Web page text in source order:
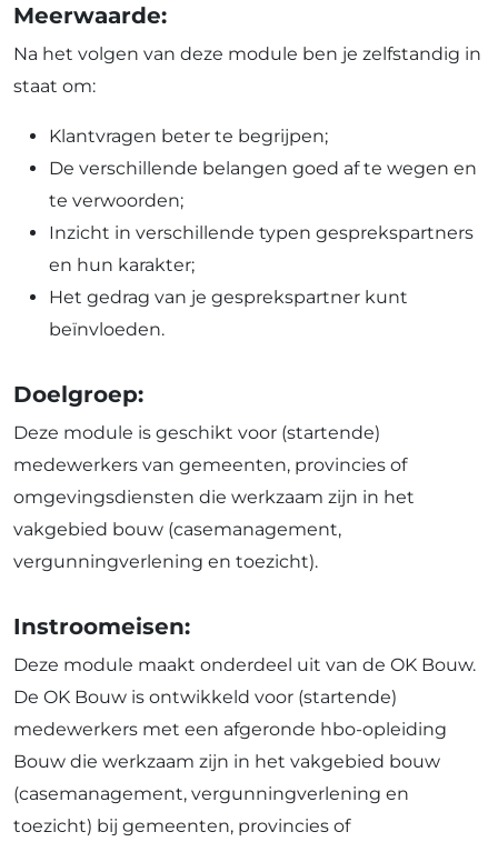
Meerwaarde:
Na het volgen van deze module ben je zelfstandig in
staat om:
Klantvragen beter te begrijpen;
De verschillende belangen goed af te wegen en
te verwoorden;
Inzicht in verschillende typen gesprekspartners
en hun karakter;
Het gedrag van je gesprekspartner kunt
beïnvloeden.
Doelgroep:
Deze module is geschikt voor (startende)
medewerkers van gemeenten, provincies of
omgevingsdiensten die werkzaam zijn in het
vakgebied bouw (casemanagement,
vergunningverlening en toezicht).
Instroomeisen:
Deze module maakt onderdeel uit van de OK Bouw.
De OK Bouw is ontwikkeld voor (startende)
medewerkers met een afgeronde hbo-opleiding
Bouw die werkzaam zijn in het vakgebied bouw
(casemanagement, vergunningverlening en
toezicht) bij gemeenten, provincies of